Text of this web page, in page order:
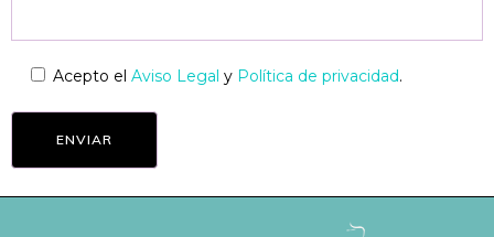
Acepto el Aviso Legal y Política de privacidad.